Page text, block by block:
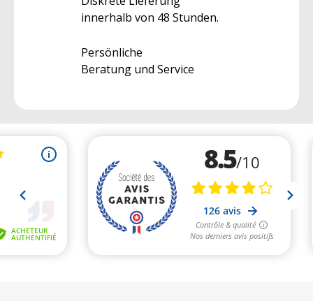
innerhalb von 48 Stunden.
Persönliche
Beratung und Service